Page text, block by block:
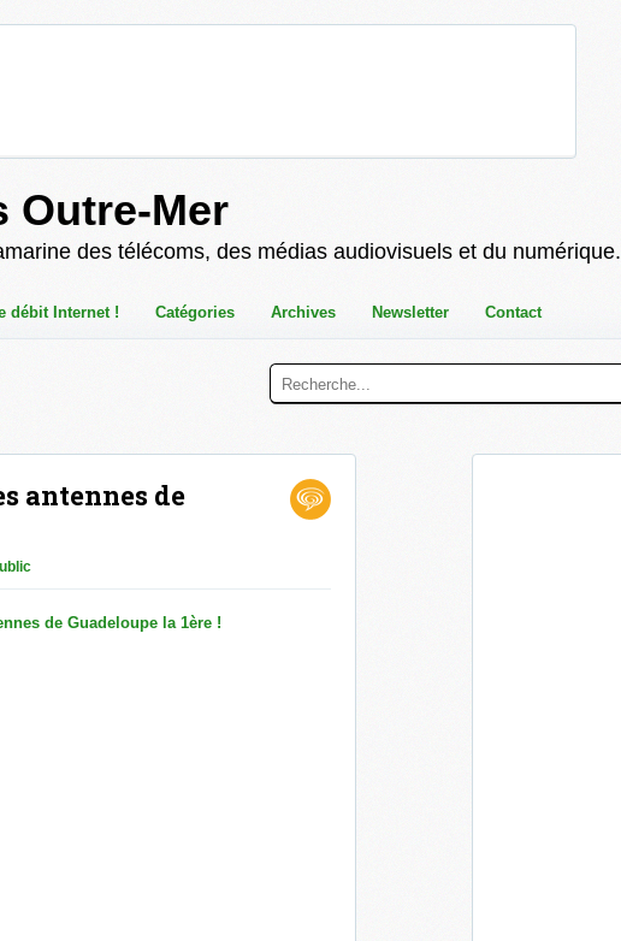
Outre-Mer
des télécoms, des médias audiovisuels et du numérique.
débit Internet ! Catégories Archives Newsletter Contact
antennes de